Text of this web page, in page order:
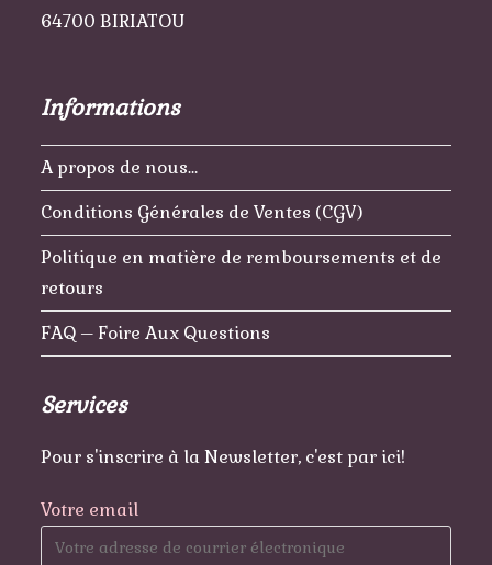
64700 BIRIATOU
Informations
A propos de nous…
Conditions Générales de Ventes (CGV)
Politique en matière de remboursements et de
retours
FAQ – Foire Aux Questions
Services
Pour s'inscrire à la Newsletter, c'est par ici!
Votre email